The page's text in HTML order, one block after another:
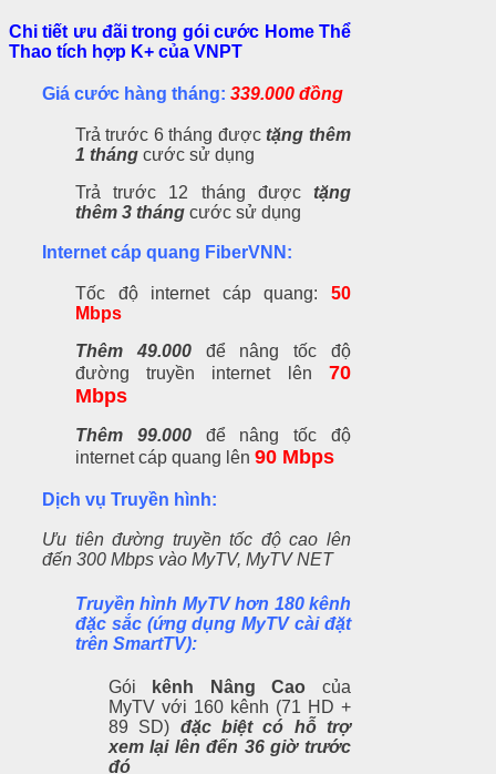
Chi tiết ưu đãi trong gói cước Home Thể
Thao tích hợp K+ của VNPT
Giá cước hàng tháng: 339.000 đồng
Trả trước 6 tháng đượctặng thêm
1 tháng cước sử dụng
Trả trước 12 tháng được tặng
thêm 3 tháng cước sử dụng
Internet cáp quang FiberVNN:
Tốc độ internet cáp quang: 50
Mbps
Thêm 49.000để nâng tốc độ
đường truyền internet lên 70
Mbps
Thêm 99.000để nâng tốc độ
internet cáp quang lên 90 Mbps
Dịch vụ Truyền hình:
Ưu tiên đường truyền tốc độ cao lên
đến 300 Mbps vào MyTV, MyTV NET
Truyền hình MyTV hơn 180 kênh
đặc sắc (ứng dụng MyTV cài đặt
trên SmartTV):
Gói kênh Nâng Cao của
MyTV với 160 kênh (71 HD +
89 SD) đặc biệt có hỗ trợ
xem lại lên đến 36 giờ trước
đó